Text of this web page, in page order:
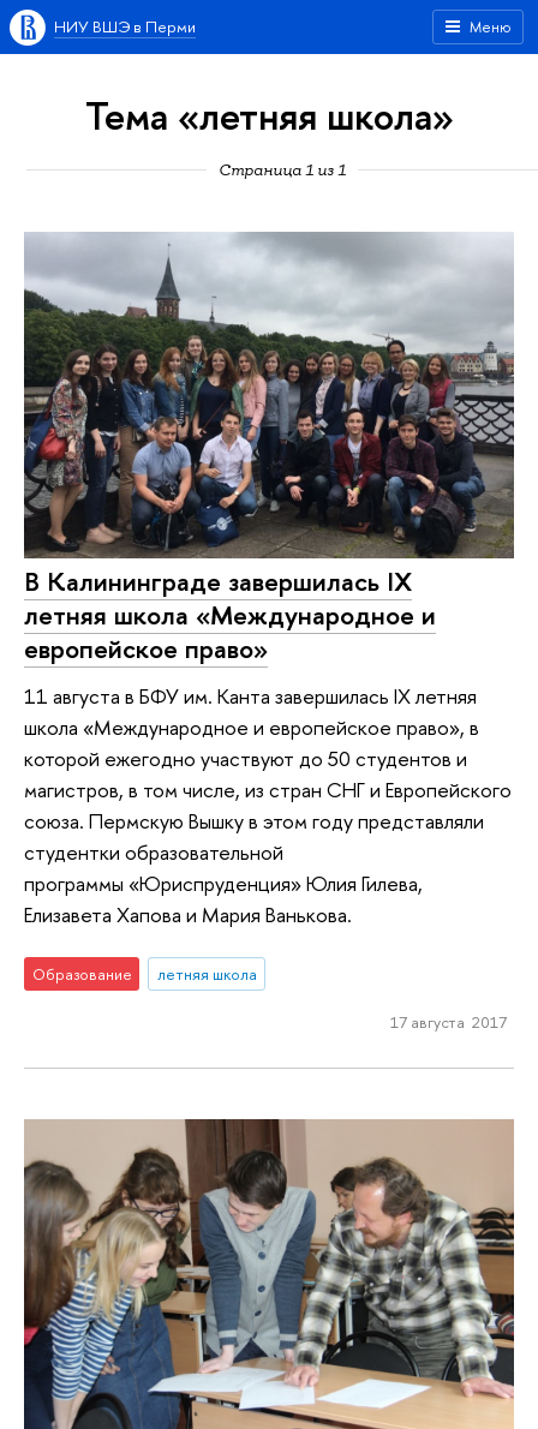
Меню
НИУ ВШЭ в Перми
Тема «летняя школа»
Страница 1 из 1
В Калининграде завершилась IX
летняя школа «Международное и
европейское право»
11 августа в БФУ им. Канта завершилась IX летняя
школа «Международное и европейское право», в
которой ежегодно участвуют до 50 студентов и
магистров, в том числе, из стран СНГ и Европейского
союза. Пермскую Вышку в этом году представляли
студентки образовательной
программы «Юриспруденция» Юлия Гилева,
Елизавета Хапова и Мария Ванькова.
Образование летняя школа
17 августа 2017